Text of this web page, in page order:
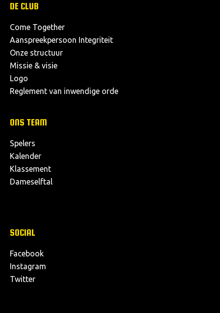
DE CLUB
Come Together
Aanspreekpersoon Integriteit
Onze structuur
Missie & visie
Logo
Reglement van inwendige orde
ONS TEAM
Spelers
Kalender
Klassement
Dameselftal
SOCIAL
Facebook
Instagram
Twitter